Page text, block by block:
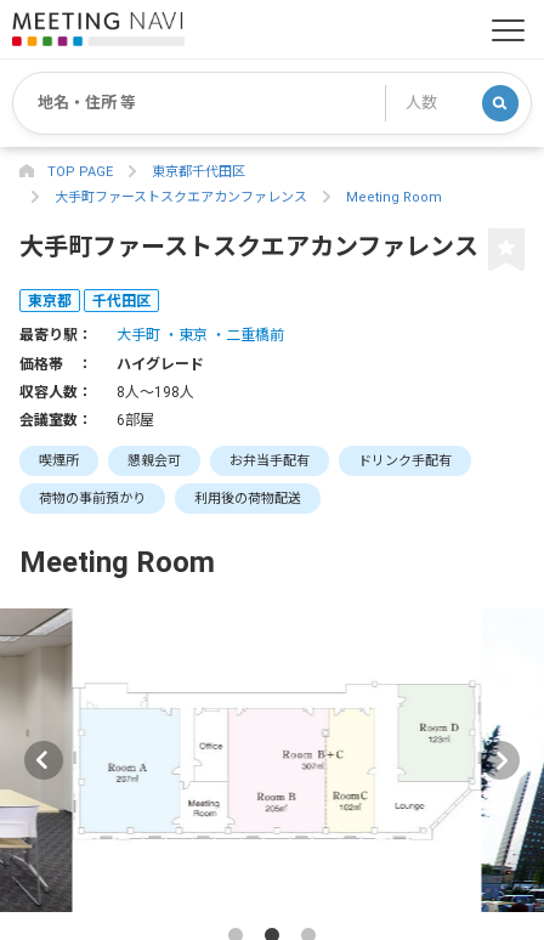
TOP PAGE
東京都千代田区
大手町ファーストスクエアカンファレンス
Meeting Room
大手町ファーストスクエアカンファレンス
東京都 千代田区
最寄り駅： 大手町 東京
二重橋前
価格帯 ：
ハイグレード
収容人数：
8人〜198人
会議室数：
6部屋
喫煙所 懇親会可 お弁当手配有 ドリンク手配有
荷物の事前預かり 利用後の荷物配送
Meeting Room